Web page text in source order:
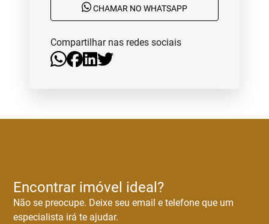
CHAMAR NO WHATSAPP
Compartilhar nas redes sociais
Encontrar imóvel ideal?
Não se preocupe. Deixe seu email e telefone que um
especialista irá te ajudar.